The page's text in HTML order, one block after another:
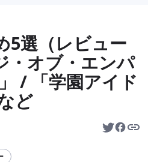
5選（レビュー
・オブ・エンパ
/ 「学園アイド
ど